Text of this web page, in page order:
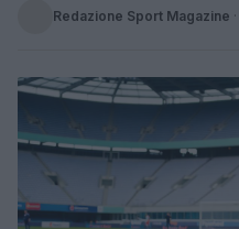
Redazione Sport Magazine ·